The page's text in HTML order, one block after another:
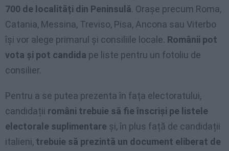
700 de localități din Peninsulă. Orașe precum Roma,
Catania, Messina, Treviso, Pisa, Ancona sau Viterbo
își vor alege primarul și consiliile locale. Românii pot
vota și pot candida pe liste pentru un fotoliu de
consilier.
Pentru a se putea prezenta în fața electoratului,
candidații români trebuie să fie înscriși pe listele
electorale suplimentare și, în plus față de candidații
italieni, trebuie să prezintă un document eliberat de